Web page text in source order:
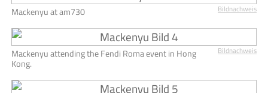
Bildnachweis
Mackenyu at am730
Bildnachweis
Mackenyu attending the Fendi Roma event in Hong
Kong.